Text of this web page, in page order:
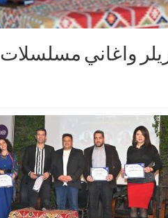
واغاني مسلسلات